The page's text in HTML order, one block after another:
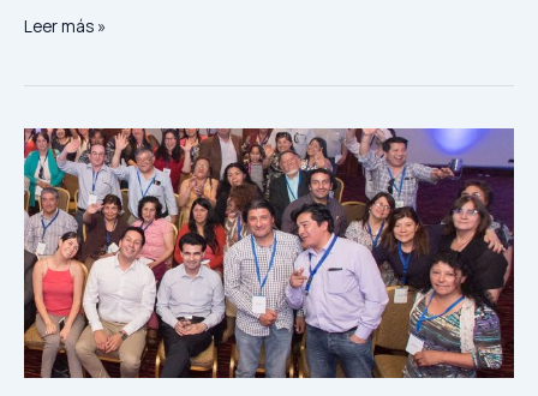
garantía
de
durables
Leer más »
ODECU
capacitó
a
dirigentes
sociales
de
Aysén
en
derechos
y